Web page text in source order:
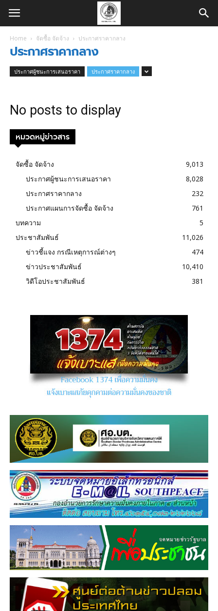
Home จัดซื้อ จัดจ้าง ประกาศราคากลาง
ประกาศราคากลาง
ประกาศผู้ชนะการเสนอราคา ประกาศราคากลาง
No posts to display
หมวดหมู่ข่าวสาร
จัดซื้อ จัดจ้าง
9,013
ประกาศผู้ชนะการเสนอราคา
8,028
ประกาศราคากลาง
232
ประกาศแผนการจัดซื้อ จัดจ้าง
761
บทความ
5
ประชาสัมพันธ์
11,026
ข่าวชี้แจง กรณีเหตุการณ์ต่างๆ
474
ข่าวประชาสัมพันธ์
10,410
วิดีโอประชาสัมพันธ์
381